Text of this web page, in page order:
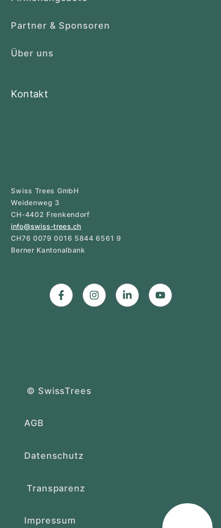
Partner & Sponsoren
Über uns
Kontakt
Swiss Trees GmbH
Weidenweg 3
CH-4402 Frenkendorf
info@swiss-trees.ch
CH76 0079 0016 5844 6561 9
Berner Kantonalbank
© SwissTrees
AGB
Datenschutz
Transparenz
Impressum